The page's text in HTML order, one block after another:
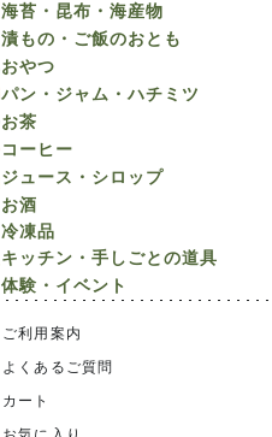
海苔・昆布・海産物
漬もの・ご飯のおとも
おやつ
パン・ジャム・ハチミツ
お茶
コーヒー
ジュース・シロップ
お酒
冷凍品
キッチン・手しごとの道具
体験・イベント
ご利用案内
よくあるご質問
カート